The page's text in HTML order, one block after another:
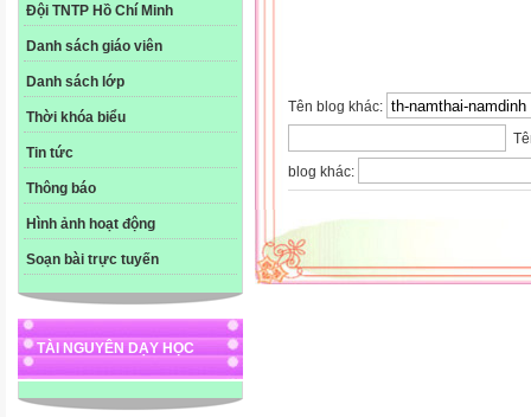
Đội TNTP Hồ Chí Minh
Danh sách giáo viên
Danh sách lớp
Thời khóa biểu
Tin tức
Thông báo
Hình ảnh hoạt động
Soạn bài trực tuyến
TÀI NGUYÊN DẠY HỌC
Tên blog khác:
blog khác: